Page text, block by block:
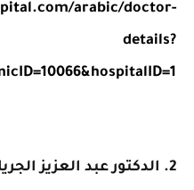
arabic/doctor-
details?
2. الدكتور عبد العزيز الجريان: